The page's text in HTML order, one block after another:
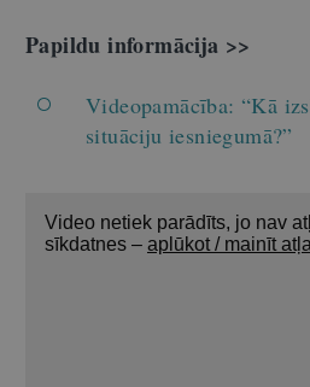
Papildu informācija >>
Videopamācība: “Kā
situāciju iesniegumā?”